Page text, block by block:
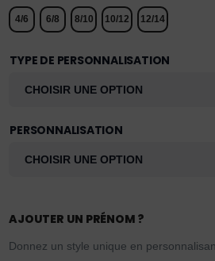
4/6 6/8 8/10 10/12 12/14
TYPE DE PERSONNALISATION
PERSONNALISATION
AJOUTER UN PRÉNOM ?
Donnez un style unique en